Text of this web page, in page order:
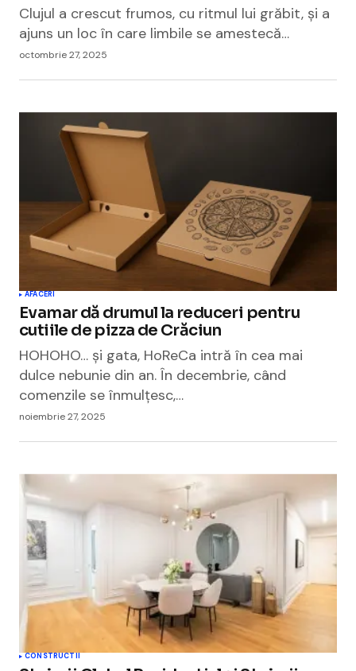
Clujul a crescut frumos, cu ritmul lui grăbit, și a
ajuns un loc în care limbile se amestecă…
octombrie 27, 2025
AFACERI
Evamar dă drumul la reduceri pentru
cutiile de pizza de Crăciun
HOHOHO… și gata, HoReCa intră în cea mai
dulce nebunie din an. În decembrie, când
comenzile se înmulțesc,…
noiembrie 27, 2025
CONSTRUCTII